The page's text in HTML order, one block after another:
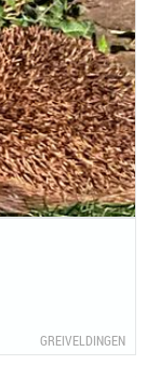
GREIVELDINGEN